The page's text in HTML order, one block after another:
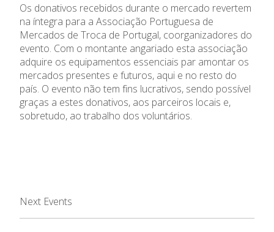
Os donativos recebidos durante o mercado revertem
na íntegra para a Associação Portuguesa de
Mercados de Troca de Portugal, coorganizadores do
evento. Com o montante angariado esta associação
adquire os equipamentos essenciais par amontar os
mercados presentes e futuros, aqui e no resto do
país. O evento não tem fins lucrativos, sendo possível
graças a estes donativos, aos parceiros locais e,
sobretudo, ao trabalho dos voluntários.
Next Events